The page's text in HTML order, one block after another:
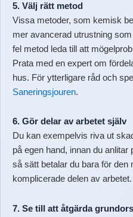
5. Välj rätt metod
Vissa metoder, som kemisk
mer avancerad utrustning
fel metod leda till att
Prata med en expert om
hus. För ytterligare råd och
Saneringsjouren.
6. Gör delar av arbetet själv
Du kan exempelvis riva ut
på egen hand, innan du
så sätt betalar du bara för den
komplicerade delen av arbetet.
7. Se till att åtgärda